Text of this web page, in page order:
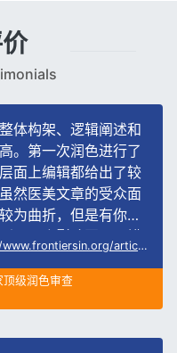
：埃米编辑的专业性及润
全文的英文表达经过埃米
有着很大幅度的提升，修
较及时，在收到期刊编辑
未提及语言方面的问题，
感谢埃米编辑。
https://doi.org/10.1002/
高影响因子投稿套餐